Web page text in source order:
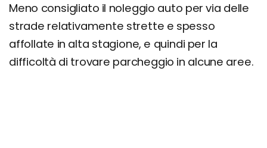
Meno consigliato il noleggio auto per via delle
strade relativamente strette e spesso
affollate in alta stagione, e quindi per la
difficoltà di trovare parcheggio in alcune aree.